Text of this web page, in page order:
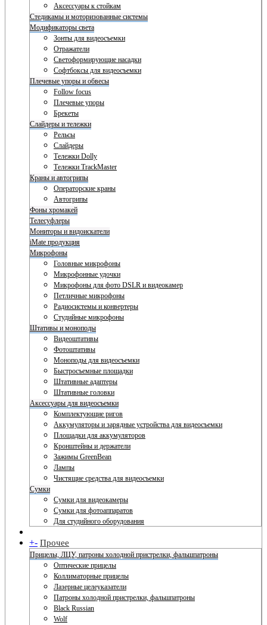
Аксессуары к стойкам
Стедикамы и моторизованные системы
Модификаторы света
Зонты для видеосъемки
Отражатели
Светоформирующие насадки
Софтбоксы для видеосъемки
Плечевые упоры и обвесы
Follow focus
Плечевые упоры
Брекеты
Слайдеры и тележки
Рельсы
Слайдеры
Тележки Dolly
Тележки TrackMaster
Краны и автогрипы
Операторские краны
Автогрипы
Фоны хромакей
Телесуфлеры
Мониторы и видоискатели
iMate продукция
Микрофоны
Головные микрофоны
Микрофонные удочки
Микрофоны для фото DSLR и видеокамер
Петличные микрофоны
Радиосистемы и конвертеры
Студийные микрофоны
Штативы и моноподы
Видеоштативы
Фотоштативы
Моноподы для видеосъемки
Быстросъемные площадки
Штативные адаптеры
Штативные головки
Аксессуары для видеосъемки
Комплектующие ригов
Аккумуляторы и зарядные устройства для видеосъемки
Площадки для аккумуляторов
Кронштейны и держатели
Зажимы GreenBean
Лампы
Чистящие средства для видеосъемки
Сумки
Сумки для видеокамеры
Сумки для фотоаппаратов
Для студийного оборудования
+- Прочее
Прицелы, ЛЦУ, патроны холодной пристрелки, фальшпатроны
Оптические прицелы
Коллиматорные прицелы
Лазерные целеуказатели
Патроны холодной пристрелки, фальшпатроны
Black Russian
Wolf